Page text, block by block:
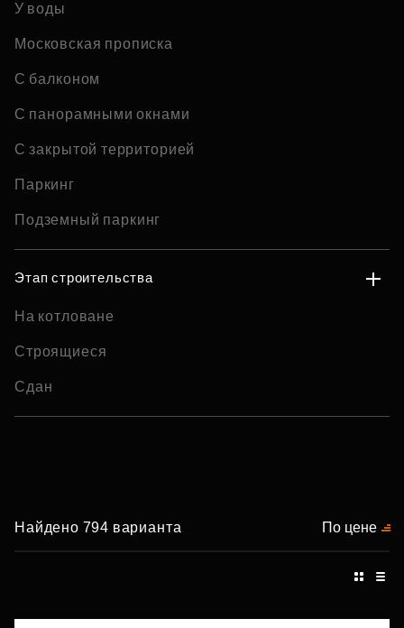
У воды
Московская прописка
С балконом
С панорамными окнами
С закрытой территорией
Паркинг
Подземный паркинг
Этап строительства
На котловане
Строящиеся
Сдан
Найдено 794 варианта По цене